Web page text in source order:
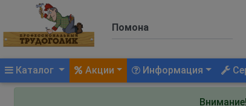
Каталог (current)Акции Информация